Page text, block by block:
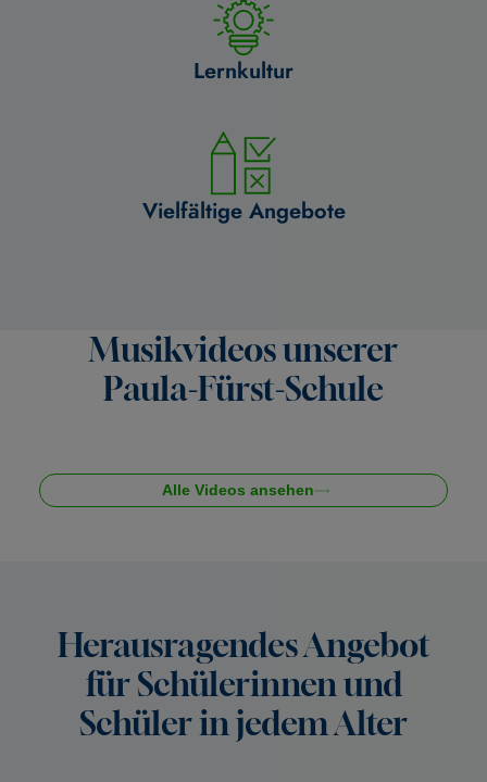
Lernkultur
Vielfältige Angebote
Musikvideos unserer
Paula-Fürst-Schule
Alle Videos ansehen
Herausragendes Angebot
für Schülerinnen und
Schüler in jedem Alter